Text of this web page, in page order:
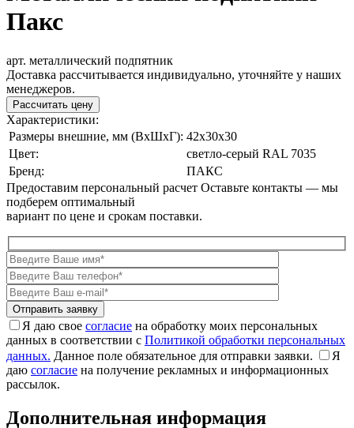
Пакс
арт. металлический подпятник
Доставка рассчитывается индивидуально, уточняйте у наших
менеджеров.
Рассчитать цену
Характеристики:
Размеры внешние, мм (ВxШxГ): 42x30x30
Цвет:
cветло-серый RAL 7035
Бренд:
ПАКС
Предоставим персональный расчет Оставьте контакты — мы
подберем оптимальный
вариант по цене и срокам поставки.
Я даю свое согласие на обработку моих персональных
данных в соответствии с Политикой обработки персональных
данных. Данное поле обязательное для отправки заявки.
Я
даю согласие на получение рекламных и информационных
рассылок.
Дополнительная информация